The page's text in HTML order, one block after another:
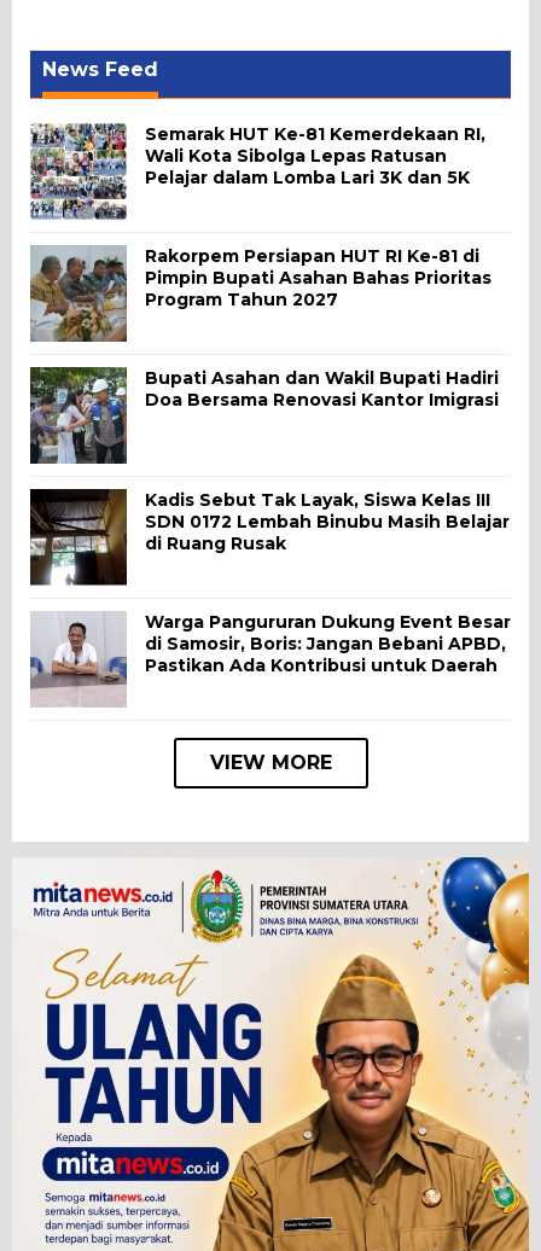
News Feed
Semarak HUT Ke-81 Kemerdekaan RI,
Wali Kota Sibolga Lepas Ratusan
Pelajar dalam Lomba Lari 3K dan 5K
Rakorpem Persiapan HUT RI Ke-81 di
Pimpin Bupati Asahan Bahas Prioritas
Program Tahun 2027
Bupati Asahan dan Wakil Bupati Hadiri
Doa Bersama Renovasi Kantor Imigrasi
Kadis Sebut Tak Layak, Siswa Kelas III
SDN 0172 Lembah Binubu Masih Belajar
di Ruang Rusak
Warga Pangururan Dukung Event Besar
di Samosir, Boris: Jangan Bebani APBD,
Pastikan Ada Kontribusi untuk Daerah
VIEW MORE